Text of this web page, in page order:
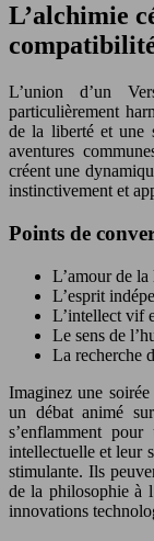
L’alchimie
L’union d’un
particulièrement
de la liberté et une
aventures
créent une
instinctivement et
Points de
L’amour de la
L’esprit
L’intellect vif
Le sens de
La recherche
Imaginez une
un débat animé
s’enflamment
intellectuelle et leur
stimulante. Ils
de la philosophie à
innovations